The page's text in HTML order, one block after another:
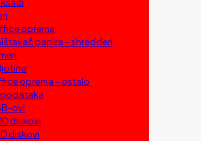
oprema
papira – shredderi
oprema – ostalo
ovi
diskovi
diskovi